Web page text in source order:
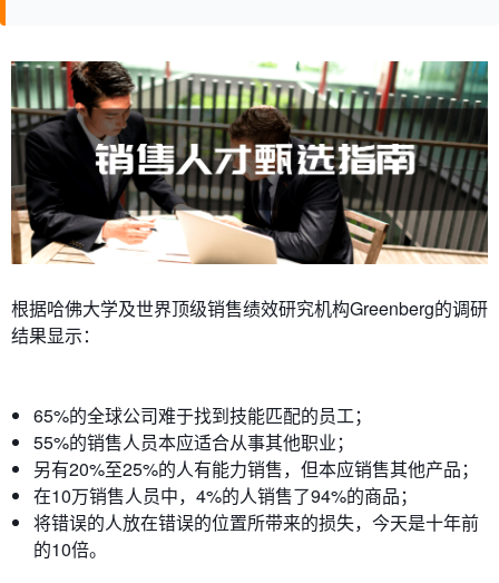
根据哈佛大学及世界顶级销售绩效研究机构Greenberg的调研
结果显示：
65%的全球公司难于找到技能匹配的员工；
55%的销售人员本应适合从事其他职业；
另有20%至25%的人有能力销售，但本应销售其他产品；
在10万销售人员中，4%的人销售了94%的商品；
将错误的人放在错误的位置所带来的损失，今天是十年前
的10倍。